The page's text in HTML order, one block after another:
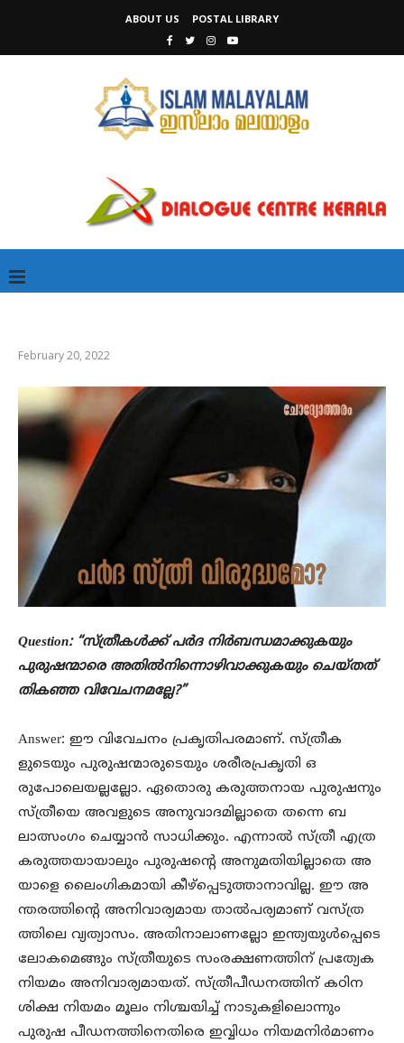
ABOUT US POSTAL LIBRARY
February 20, 2022
Question: “സ്ത്രീകൾക്ക് പർദ നിർബന്ധമാക്കുകയും
പുരുഷന്മാരെ അതിൽനിന്നൊഴിവാക്കുകയും ചെയ്തത്
തികഞ്ഞ വിവേചനമല്ലേ?”
Answer: ഈ വിവേചനം പ്രകൃതിപരമാണ്. സ്ത്രീക
ളുടെയും പുരുഷന്മാരുടെയും ശരീരപ്രകൃതി ഒ
രുപോലെയല്ലല്ലോ. ഏതൊരു കരുത്തനായ പുരുഷനും
സ്ത്രീയെ അവളുടെ അനുവാദമില്ലാതെ തന്നെ ബ
ലാത്സംഗം ചെയ്യാൻ സാധിക്കും. എന്നാൽ സ്ത്രീ എത്ര
കരുത്തയായാലും പുരുഷന്റെ അനുമതിയില്ലാതെ അ
യാളെ ലൈംഗികമായി കീഴ്പ്പെടുത്താനാവില്ല. ഈ അ
ന്തരത്തിന്റെ അനിവാര്യമായ താൽപര്യമാണ് വസ്ത്ര
ത്തിലെ വ്യത്യാസം. അതിനാലാണല്ലോ ഇന്ത്യയുൾപ്പെടെ
ലോകമെങ്ങും സ്ത്രീയുടെ സംരക്ഷണത്തിന് പ്രത്യേക
നിയമം അനിവാര്യമായത്. സ്ത്രീപീഡനത്തിന് കഠിന
ശിക്ഷ നിയമം മൂലം നിശ്ചയിച്ച് നാടുകളിലൊന്നും
പുരുഷ പീഡനത്തിനെതിരെ ഇവ്വിധം നിയമനിർമാണം